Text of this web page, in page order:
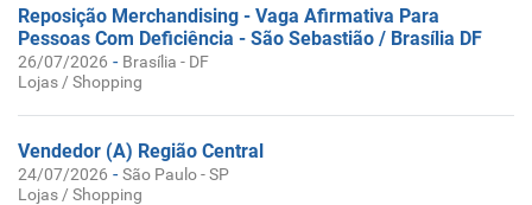
Reposição Merchandising - Vaga Afirmativa Para
Pessoas Com Deficiência - São Sebastião / Brasília DF
26/07/2026 - Brasília - DF
Lojas / Shopping
Vendedor (A) Região Central
24/07/2026 -São Paulo - SP
Lojas / Shopping